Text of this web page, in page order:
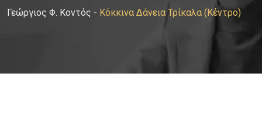
Γεώργιος Φ. Κοντός - Κόκκινα Δάνεια Τρίκαλα (Κέντρο)